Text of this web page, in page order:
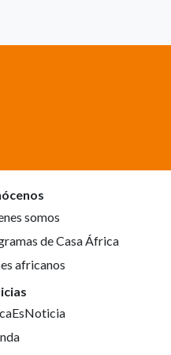
somos
de Casa África
africanos